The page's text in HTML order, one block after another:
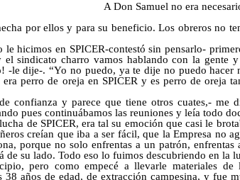
A Don Samuel no era
por ellos y para su beneficio. Los obreros no
le hicimos en SPICER-contestó sin pensarlo-
sindicato charro vamos hablando con la gente
-le dije-. “Yo no puedo, ya te dije no puedo
perro de oreja en SPICER y es perro de oreja
confianza y parece que tiene otros cuates,- me
pues continuábamos las reuniones y leía todo
de SPICER, era tal su emoción que casi le
creían que iba a ser fácil, que la Empresa no
porque no solo enfrentas a un patrón, enfrentas
su lado. Todo eso lo fuimos descubriendo en la
pero como empecé a llevarle materiales de
años de edad, de extracción campesina, y fue